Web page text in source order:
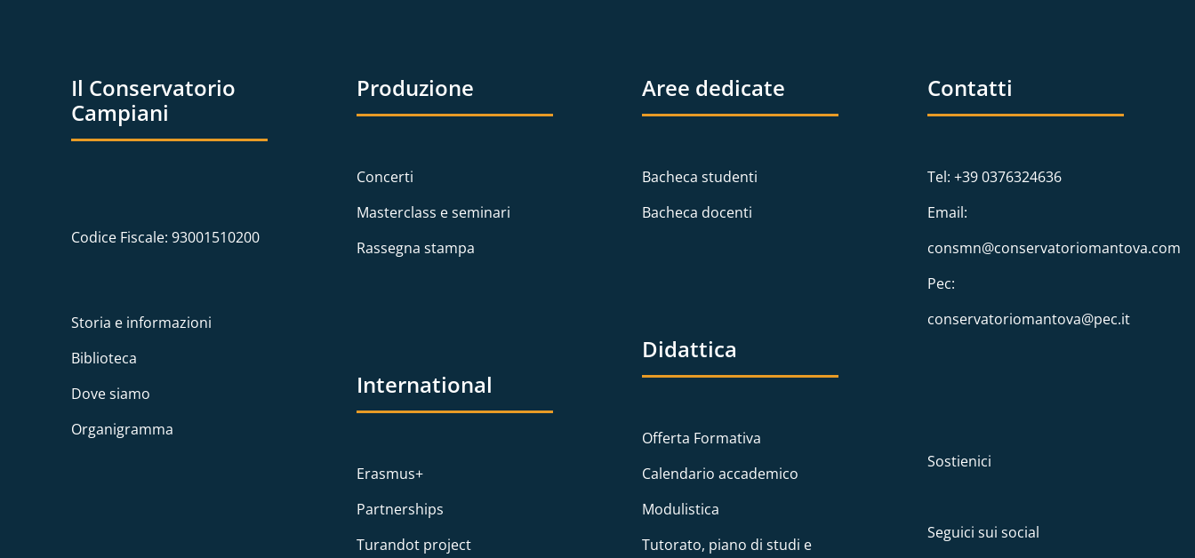
Il Conservatorio
Campiani
Codice Fiscale: 93001510200
Storia e informazioni
Biblioteca
Dove siamo
Organigramma
Produzione
Concerti
Masterclass e seminari
Rassegna stampa
International
Erasmus+
Partnerships
Turandot project
Aree dedicate
Bacheca studenti
Bacheca docenti
Didattica
Offerta Formativa
Calendario accademico
Modulistica
Tutorato, piano di studi e
Contatti
Tel: +39 0376324636
Email:
consmn@conservatoriomantova.com
Pec:
conservatoriomantova@pec.it
Sostienici
Seguici sui social